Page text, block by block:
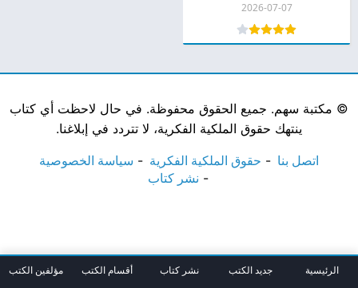
2026-07-07
© مكتبة سهم. جميع الحقوق محفوظة. في حال لاحظت أي كتاب
ينتهك حقوق الملكية الفكرية، لا تتردد في إبلاغنا.
اتصل بنا حقوق الملكية الفكرية
سياسة الخصوصية
نشر كتاب
الرئيسية جديد الكتب نشر كتاب أقسام الكتب مؤلفين الكتب